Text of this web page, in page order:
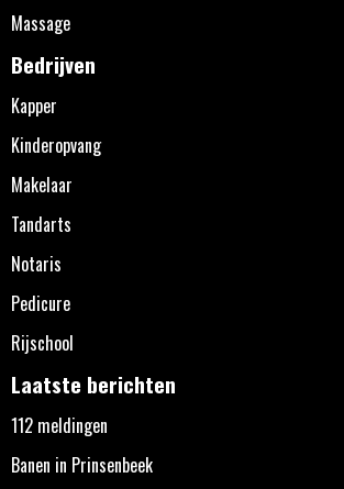
Massage
Bedrijven
Kapper
Kinderopvang
Makelaar
Tandarts
Notaris
Pedicure
Rijschool
Laatste berichten
112 meldingen
Banen in Prinsenbeek